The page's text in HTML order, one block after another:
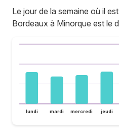
Le jour de la semaine où il
Bordeaux à Minorque est le
lundi mardi mercredi jeudi